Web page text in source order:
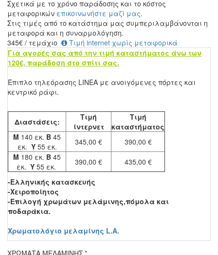
Σχετικά με το χρόνο παράδοσης και το κόστος
μεταφορικών επικοινωνήστε μαζί μας.
Στις τιμές από το κατάστημα μας συμπεριλαμβάνονται η
μεταφορά και η συναρμολόγηση.
345€ / τεμάχιο
Τιμή internet χωρίς μεταφορικά
Για αγορές σας από την τιμή καταστήματος άνω των
120€, παράδοση στο σπίτι σας.
Έπιπλο τηλεόρασης LINEA με ανοιγόμενες πόρτες και
κεντρικό ράφι.
Διαστάσεις:
Τιμή
ίντερνετ
Τιμή
καταστήματος
Μ 140 εκ. Β 45
εκ. Υ55 εκ. 345,00 €
390,00 €
Μ 180 εκ. Β 45
εκ. Υ55 εκ. 390,00 € 435,00 €
-Ελληνικής κατασκευής
-Χειροποίητος
-Επιλογή χρωμάτων μελάμινης,πόμολα και
ποδαράκια.
Χρωματολόγιο μελαμίνης L.A.